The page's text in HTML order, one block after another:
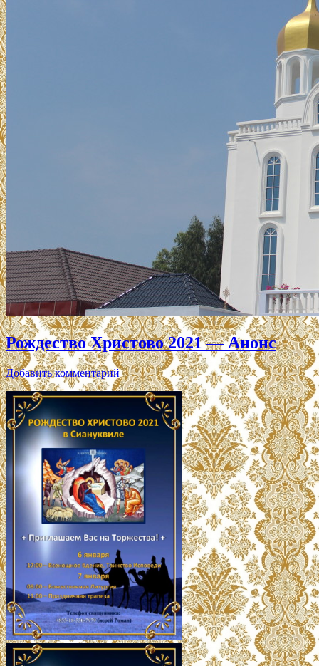
Рождество Христово 2021 — Анонс
Добавить комментарий